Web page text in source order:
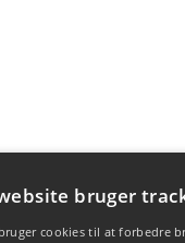
bruger
cookies til at forbedre